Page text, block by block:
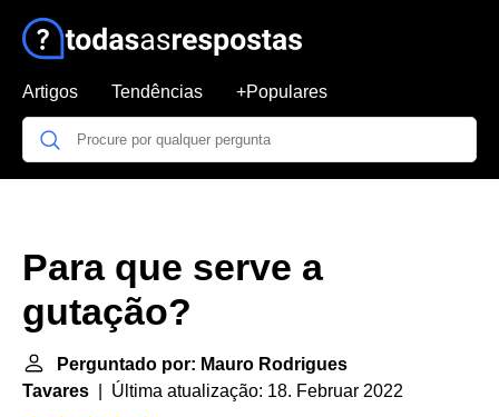
Artigos Tendências +Populares
Para que serve a
gutação?
Perguntado por: Mauro Rodrigues
Tavares | Última atualização: 18. Februar 2022